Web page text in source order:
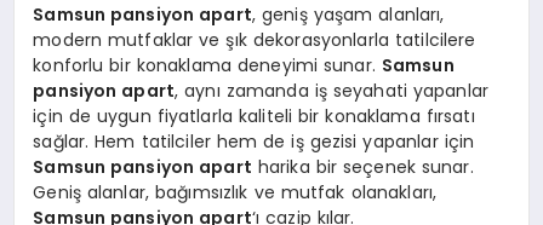
Samsun pansiyon apart, geniş yaşam alanları,
modern mutfaklar ve şık dekorasyonlarla tatilcilere
konforlu bir konaklama deneyimi sunar. Samsun
pansiyon apart, aynı zamanda iş seyahati yapanlar
için de uygun fiyatlarla kaliteli bir konaklama fırsatı
sağlar. Hem tatilciler hem de iş gezisi yapanlar için
Samsun pansiyon apart harika bir seçenek sunar.
Geniş alanlar, bağımsızlık ve mutfak olanakları,
Samsun pansiyon apart‘ı cazip kılar.